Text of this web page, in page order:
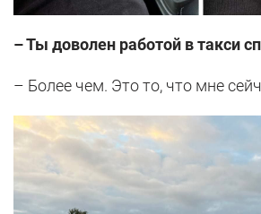
– Ты доволен работой в такси
– Более чем. Это то, что мне